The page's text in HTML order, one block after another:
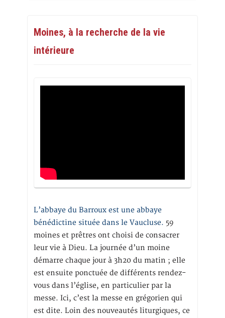
Moines, à la recherche de la vie
intérieure
L’abbaye du Barroux est une abbaye
bénédictine située dans le Vaucluse. 59
moines et prêtres ont choisi de consacrer
leur vie à Dieu. La journée d’un moine
démarre chaque jour à 3h20 du matin ; elle
est ensuite ponctuée de différents rendez-
vous dans l’église, en particulier par la
messe. Ici, c’est la messe en grégorien qui
est dite. Loin des nouveautés liturgiques, ce